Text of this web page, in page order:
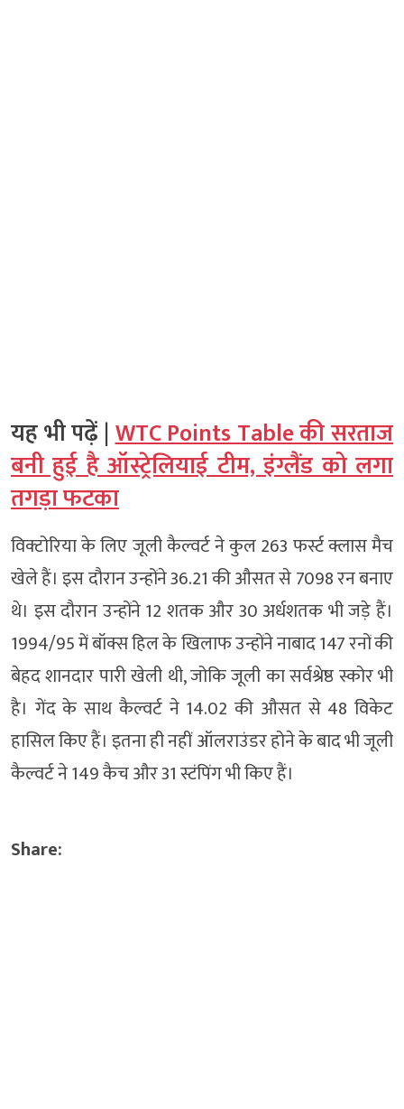
यह भी पढ़ें |WTC Points Table की सरताज
बनी हुई है ऑस्ट्रेलियाई टीम, इंग्लैंड को लगा
तगड़ा फटका
विक्टोरिया के लिए जूली कैल्वर्ट ने कुल 263 फर्स्ट क्लास मैच
खेले हैं। इस दौरान उन्होंने 36.21 की औसत से 7098 रन बनाए
थे। इस दौरान उन्होंने 12 शतक और 30 अर्धशतक भी जड़े हैं।
1994/95 में बॉक्स हिल के खिलाफ उन्होंने नाबाद 147 रनों की
बेहद शानदार पारी खेली थी, जोकि जूली का सर्वश्रेष्ठ स्कोर भी
है। गेंद के साथ कैल्वर्ट ने 14.02 की औसत से 48 विकेट
हासिल किए हैं। इतना ही नहीं ऑलराउंडर होने के बाद भी जूली
कैल्वर्ट ने 149 कैच और 31 स्टंपिंग भी किए हैं।
Share: